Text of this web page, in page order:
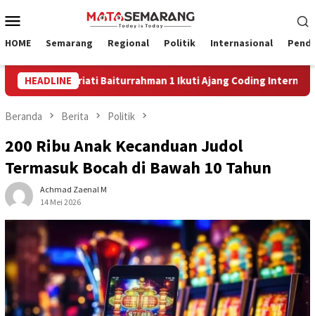
ke
Mobile
HOME Semarang Regional Politik Internasional
HEADLINE
Baiturrahman 1 Ikuti Ajang Coding Internasional
Beranda Berita Politik
200 Ribu Anak Kecanduan Judol
Termasuk Bocah di Bawah 10 Tahun
Achmad Zaenal M
14 Mei 2026